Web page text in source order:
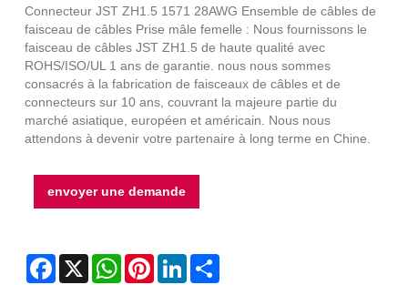
Connecteur JST ZH1.5 1571 28AWG Ensemble de câbles de
faisceau de câbles Prise mâle femelle : Nous fournissons le
faisceau de câbles JST ZH1.5 de haute qualité avec
ROHS/ISO/UL 1 ans de garantie. nous nous sommes
consacrés à la fabrication de faisceaux de câbles et de
connecteurs sur 10 ans, couvrant la majeure partie du
marché asiatique, européen et américain. Nous nous
attendons à devenir votre partenaire à long terme en Chine.
envoyer une demande
Facebook
X WhatsAppPinterestLinkedIn